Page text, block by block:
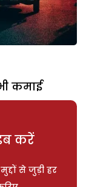
कमाई
करें
से जुड़ी हर